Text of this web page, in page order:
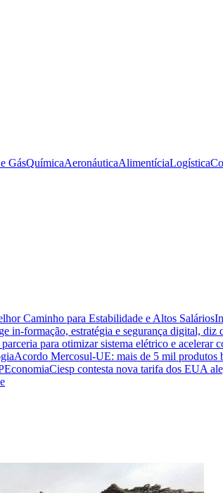
GásQuímicaAeronáuticaAlimentíciaLogística
Caminho para Estabilidade e Altos Salários
in-formação, estratégia e segurança digital, diz
para otimizar sistema elétrico e acelerar
Acordo Mercosul-UE: mais de 5 mil produtos
EconomiaCiesp contesta nova tarifa dos EUA